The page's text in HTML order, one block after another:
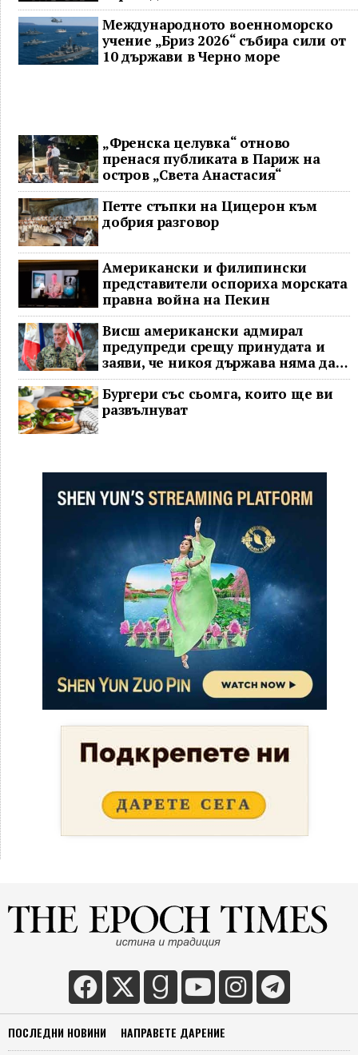
Международното военноморско
учение „Бриз 2026“ събира сили от
10 държави в Черно море
„Френска целувка“ отново
пренася публиката в Париж на
остров „Света Анастасия“
Петте стъпки на Цицерон към
добрия разговор
Американски и филипински
представители оспориха морската
правна война на Пекин
Висш американски адмирал
предупреди срещу принудата и
заяви, че никоя държава няма да
доминира в Индо-Тихоокеанския
регион
Бургери със сьомга, които ще ви
развълнуват
ПОСЛЕДНИ НОВИНИ НАПРАВЕТЕ ДАРЕНИЕ